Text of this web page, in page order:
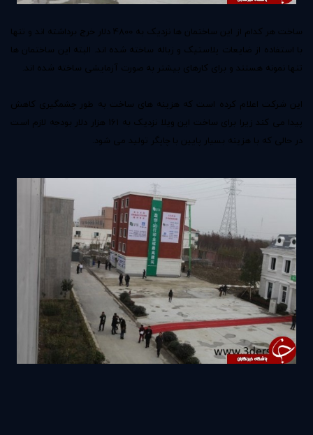
ساخت هر کدام از این ساختمان ها نزدیک به 4800 دلار خرج برداشته اند و تنها
با استفاده از ضایعات پلاستیک و زباله ساخته شده اند. البته این ساختمان ها
تنها نمونه هستند و برای کارهای بیشتر به صورت آزمایشی ساخته شده اند.
این شرکت اعلام کرده است که هزینه های ساخت به طور چشمگیری کاهش
پیدا می کند زیرا برای ساخت این ویلا نزدیک به 161 هزار دلار بودجه لازم است
در حالی که با هزینه بسیار پایین با چاپگر تولید می شود.